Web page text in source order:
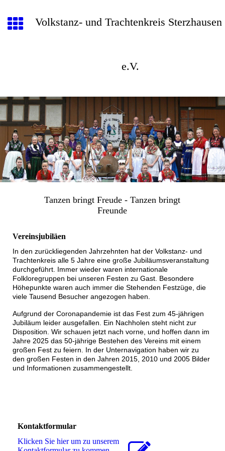
Volkstanz- und Trachtenkreis Sterzhausen
e.V.
Tanzen bringt Freude - Tanzen bringt
Freunde
Vereinsjubiläen
In den zurückliegenden Jahrzehnten hat der Volkstanz- und
Trachtenkreis alle 5 Jahre eine große Jubiläumsveranstaltung
durchgeführt. Immer wieder waren internationale
Folkloregruppen bei unseren Festen zu Gast. Besondere
Höhepunkte waren auch immer die Stehenden Festzüge, die
viele Tausend Besucher angezogen haben.
Aufgrund der Coronapandemie ist das Fest zum 45-jährigen
Jubiläum leider ausgefallen. Ein Nachholen steht nicht zur
Disposition. Wir schauen jetzt nach vorne, und hoffen dann im
Jahre 2025 das 50-jährige Bestehen des Vereins mit einem
großen Fest zu feiern. In der Unternavigation haben wir zu
den großen Festen in den Jahren 2015, 2010 und 2005 Bilder
und Informationen zusammengestellt.
Kontaktformular
Klicken Sie hier um zu unserem